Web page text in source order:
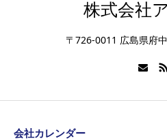
株式会社
〒726-0011 広島県府
会社カレンダー